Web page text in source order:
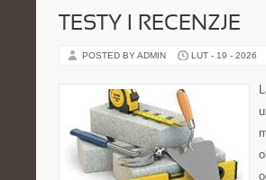
TESTY I RECENZJE
POSTED BY ADMIN LUT - 19 - 2026